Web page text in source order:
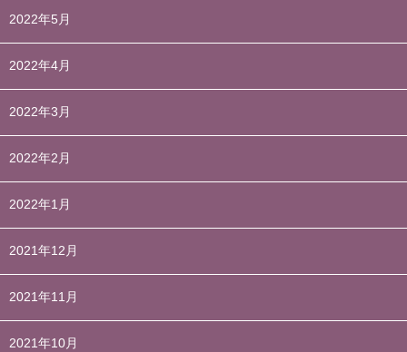
2022年5月
2022年4月
2022年3月
2022年2月
2022年1月
2021年12月
2021年11月
2021年10月